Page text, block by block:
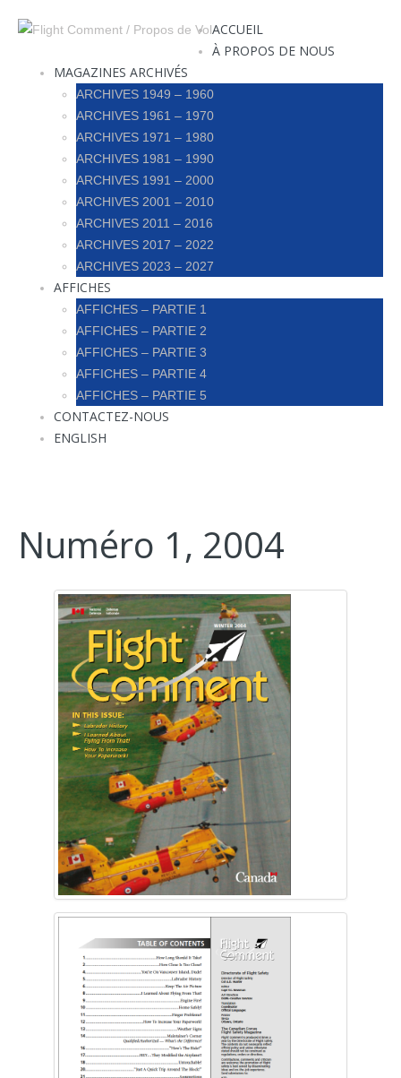
ACCUEIL
À PROPOS DE NOUS
MAGAZINES ARCHIVÉS
ARCHIVES 1949 – 1960
ARCHIVES 1961 – 1970
ARCHIVES 1971 – 1980
ARCHIVES 1981 – 1990
ARCHIVES 1991 – 2000
ARCHIVES 2001 – 2010
ARCHIVES 2011 – 2016
ARCHIVES 2017 – 2022
ARCHIVES 2023 – 2027
AFFICHES
AFFICHES – PARTIE 1
AFFICHES – PARTIE 2
AFFICHES – PARTIE 3
AFFICHES – PARTIE 4
AFFICHES – PARTIE 5
CONTACTEZ-NOUS
ENGLISH
Numéro 1, 2004